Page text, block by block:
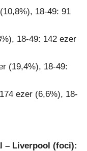
18-49: 91
18-49: 142 ezer
(19,4%), 18-49:
174 ezer (6,6%), 18-
– Liverpool (foci):